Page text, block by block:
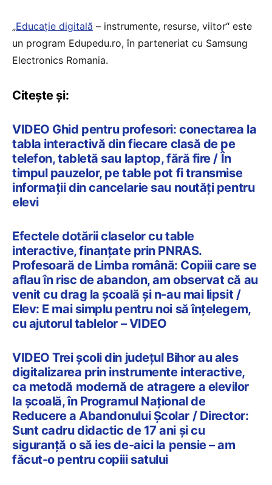
„Educație digitală – instrumente, resurse, viitor“ este
un program Edupedu.ro, în parteneriat cu Samsung
Electronics Romania.
Citește și:
VIDEO Ghid pentru profesori: conectarea la
tabla interactivă din fiecare clasă de pe
telefon, tabletă sau laptop, fără fire / În
timpul pauzelor, pe table pot fi transmise
informații din cancelarie sau noutăți pentru
elevi
Efectele dotării claselor cu table
interactive, finanțate prin PNRAS.
Profesoară de Limba română: Copiii care se
aflau în risc de abandon, am observat că au
venit cu drag la școală și n-au mai lipsit /
Elev: E mai simplu pentru noi să înțelegem,
cu ajutorul tablelor – VIDEO
VIDEO Trei școli din județul Bihor au ales
digitalizarea prin instrumente interactive,
ca metodă modernă de atragere a elevilor
la școală, în Programul Național de
Reducere a Abandonului Școlar / Director:
Sunt cadru didactic de 17 ani și cu
siguranță o să ies de-aici la pensie – am
făcut-o pentru copiii satului